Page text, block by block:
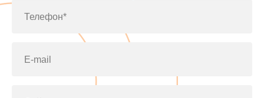
Телефон*
E-mail